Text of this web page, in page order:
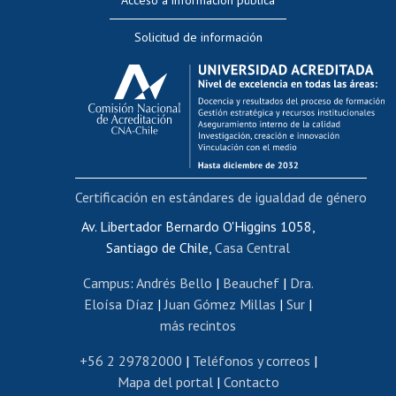
Evaluación docente
Calificación académica
Postulación al AUCAI
Funcionarias/os
Cursos internos de capacitación
Bienestar del personal
Portal de movilidad interna
Certificado de renta
Certificado de renta honorarios
Editar páginas blancas
Extranjeras/os
Revalidación y reconocimiento de títulos
Postulación al Programa de Movilidad Estudiantil
Solicitud de información
Av. Libertador Bernardo O'Higgins 1058,
Santiago de Chile, Casa Central
Campus: Andrés Bello | Beauchef| Dra.
Eloísa Díaz |Juan Gómez Millas | Sur |
más recintos
+56 2 29782000 | Teléfonos y correos |
Mapa del portal| Contacto
Certificación en estándares de igualdad de género